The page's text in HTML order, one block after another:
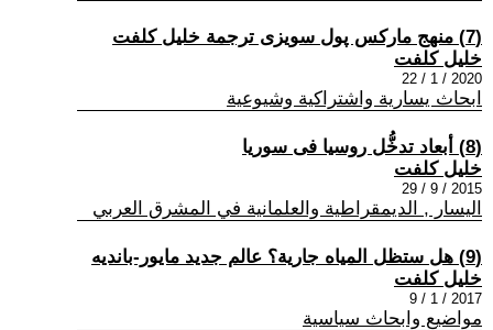
(7) منهج ماركس پول سويزى ترجمة خليل كلفت
خليل كلفت
2020 / 1 / 22
ابحاث يسارية واشتراكية وشيوعية
(8) أبعاد تدخُّل روسيا فى سوريا
خليل كلفت
2015 / 9 / 29
اليسار , الديمقراطية والعلمانية في المشرق العربي
(9) هل ستظل المياه جارية؟ عالم جديد مايور-بانديه
خليل كلفت
2017 / 1 / 9
مواضيع وابحاث سياسية